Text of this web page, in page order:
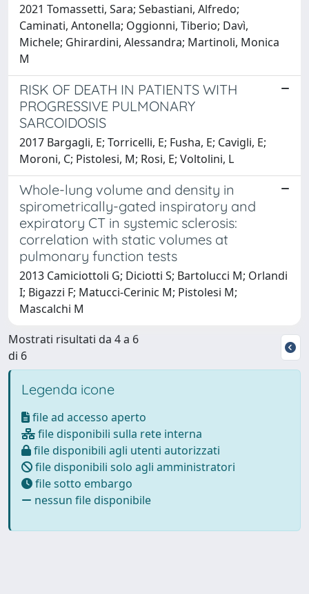
2021 Tomassetti, Sara; Sebastiani, Alfredo;
Caminati, Antonella; Oggionni, Tiberio; Davì,
Michele; Ghirardini, Alessandra; Martinoli, Monica
M
RISK OF DEATH IN PATIENTS WITH
PROGRESSIVE PULMONARY
SARCOIDOSIS
2017 Bargagli, E; Torricelli, E; Fusha, E; Cavigli, E;
Moroni, C; Pistolesi, M; Rosi, E; Voltolini, L
Whole-lung volume and density in
spirometrically-gated inspiratory and
expiratory CT in systemic sclerosis:
correlation with static volumes at
pulmonary function tests
2013 Camiciottoli G; Diciotti S; Bartolucci M; Orlandi
I; Bigazzi F; Matucci-Cerinic M; Pistolesi M;
Mascalchi M
Mostrati risultati da 4 a 6
di 6
Legenda icone
file ad accesso aperto
file disponibili sulla rete interna
file disponibili agli utenti autorizzati
file disponibili solo agli amministratori
file sotto embargo
nessun file disponibile